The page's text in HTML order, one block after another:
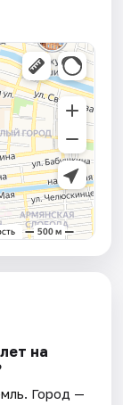
на
. Город —